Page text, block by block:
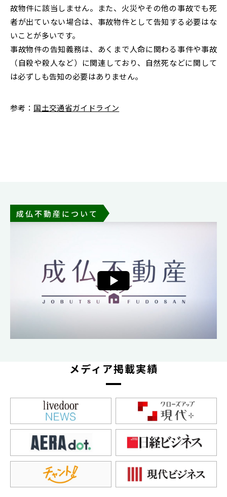
故物件に該当しません。また、火災やその他の事故でも死
者が出ていない場合は、事故物件として告知する必要はな
いことが多いです。
事故物件の告知義務は、あくまで人命に関わる事件や事故
（自殺や殺人など）に関連しており、自然死などに関して
は必ずしも告知の必要はありません。
参考： 国土交通省ガイドライン
成仏不動産について
メディア掲載実績